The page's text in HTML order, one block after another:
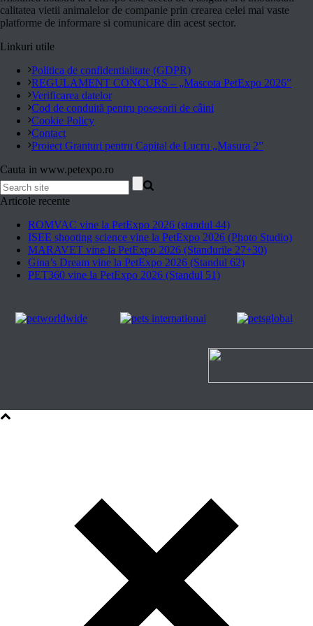
calitatea vietii animalelor de companie prin crearea celei mai vaste
platforme de informare si comunicare din acest sector.
Linkuri utile
Politica de confidentialitate (GDPR)
REGULAMENT CONCURS – „Mascota PetExpo 2026”
Verificarea datelor
Cod de conduită pentru posesorii de câini
Cookie Policy
Contact
Proiect Granturi pentru Capital de Lucru „Masura 2”
Cauta in www.petexpo.ro
Articole recente
ROMVAC vine la PetExpo 2026 (standul 44)
ISEE shooting science vine la PetExpo 2026 (Photo Studio)
MARAVET vine la PetExpo 2026 (Standurile 27+30)
Gina’s Dream vine la PetExpo 2026 (Standul 62)
PET360 vine la PetExpo 2026 (Standul 51)